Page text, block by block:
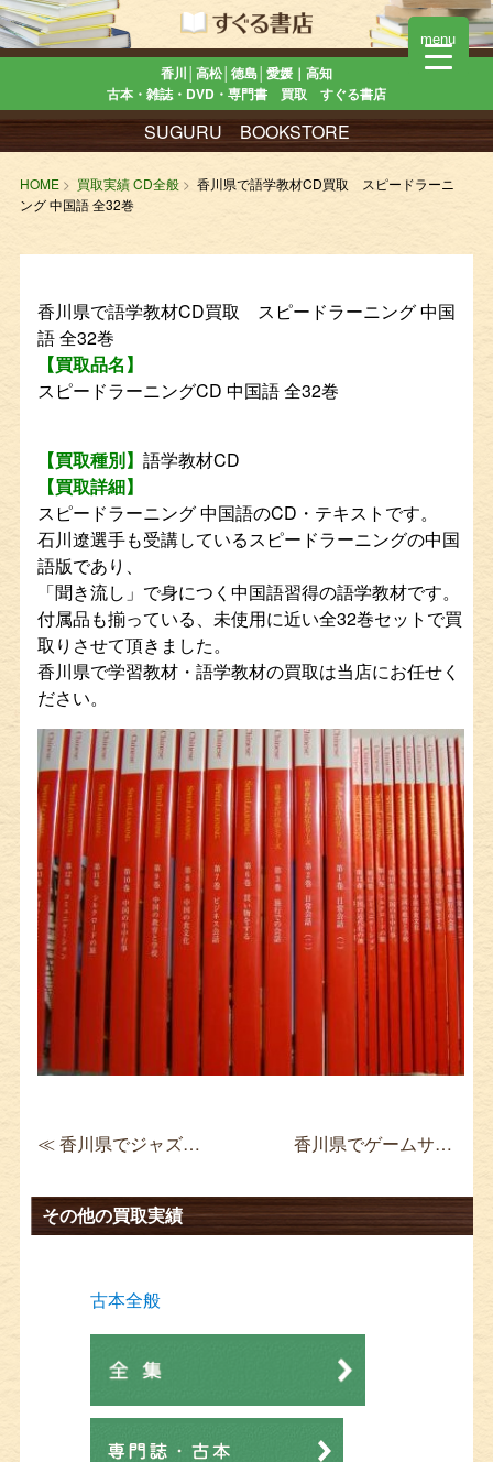
香川│高松│徳島│愛媛｜高知
古本・雑誌・DVD・専門書 買取 すぐる書店
SUGURU BOOKSTORE
HOME 買取実績 CD全般
香川県で語学教材CD買取 スピードラーニ
ング 中国語 全32巻
香川県で語学教材CD買取 スピードラーニング 中国
語 全32巻
【買取品名】
スピードラーニングCD 中国語 全32巻
【買取種別】 語学教材CD
【買取詳細】
スピードラーニング 中国語のCD・テキストです。
石川遼選手も受講しているスピードラーニングの中国
語版であり、
「聞き流し」で身につく中国語習得の語学教材です。
付属品も揃っている、未使用に近い全32巻セットで買
取りさせて頂きました。
香川県で学習教材・語学教材の買取は当店にお任せく
ださい。
≪ 香川県でジャズCD買取 デアゴスティーニ クール・ジャズ・コレクション 香川県でゲームサントラCD買取 Brave Fencer 武蔵伝 サウンドトラック ≫
その他の買取実績
古本全般
menu